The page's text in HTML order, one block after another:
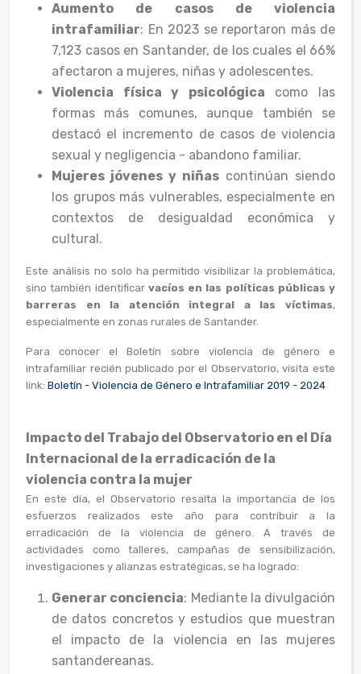
Aumento de casos de violencia
intrafamiliar: En 2023 se reportaron más de
7,123 casos en Santander, de los cuales el 66%
afectaron a mujeres, niñas y adolescentes.
Violencia física y psicológica como las
formas más comunes, aunque también se
destacó el incremento de casos de violencia
sexual y negligencia - abandono familiar.
Mujeres jóvenes y niñas continúan siendo
los grupos más vulnerables, especialmente en
contextos de desigualdad económica y
cultural.
Este análisis no solo ha permitido visibilizar la problemática,
sino también identificar vacíos en las políticas públicas y
barreras en la atención integral a las víctimas,
especialmente en zonas rurales de Santander.
Para conocer el Boletín sobre violencia de género e
intrafamiliar recién publicado por el Observatorio, visita este
link: Boletín - Violencia de Género e Intrafamiliar 2019 - 2024
Impacto del Trabajo del Observatorio en el Día
Internacional de la erradicación de la
violencia contra la mujer
En este día, el Observatorio resalta la importancia de los
esfuerzos realizados este año para contribuir a la
erradicación de la violencia de género. A través de
actividades como talleres, campañas de sensibilización,
investigaciones y alianzas estratégicas, se ha logrado:
Generar conciencia: Mediante la divulgación
de datos concretos y estudios que muestran
el impacto de la violencia en las mujeres
santandereanas.